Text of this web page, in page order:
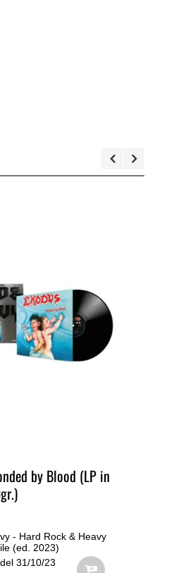
by Blood (LP in
- Hard Rock & Heavy
(ed. 2023)
31/10/23